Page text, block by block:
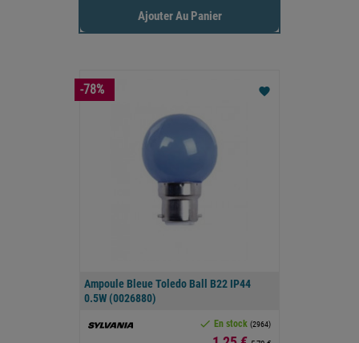
Ajouter Au Panier
Ampoule Bleue Toledo Ball B22 IP44
0.5W (0026880)
 En stock (2964)
favorite
-78%